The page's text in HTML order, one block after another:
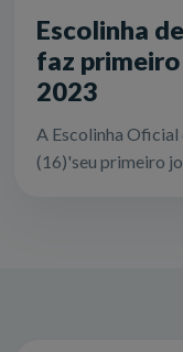
Escolinha
faz
2023
A Escolinha
(16)'seu primeiro